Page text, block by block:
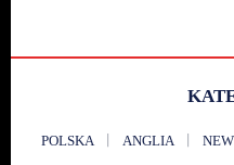
POLSKA ANGLIA